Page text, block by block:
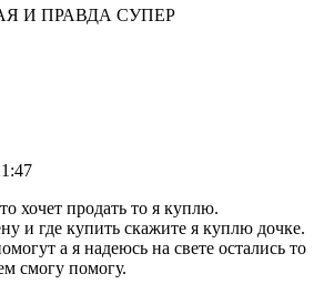
И ПРАВДА СУПЕР
хочет продать то я куплю.
и где купить скажите я куплю дочке.
а я надеюсь на свете остались то
смогу помогу.